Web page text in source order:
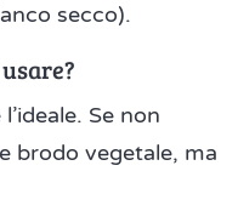
secco).
Se non
brodo vegetale, ma